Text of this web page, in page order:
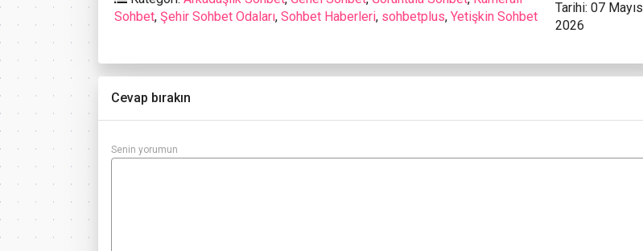
Sohbet, Şehir Sohbet Odaları, Sohbet Haberleri, sohbetplus, Yetişkin Sohbet
Tarihi: 07 Mayıs
2026
Cevap bırakın
Senin yorumun